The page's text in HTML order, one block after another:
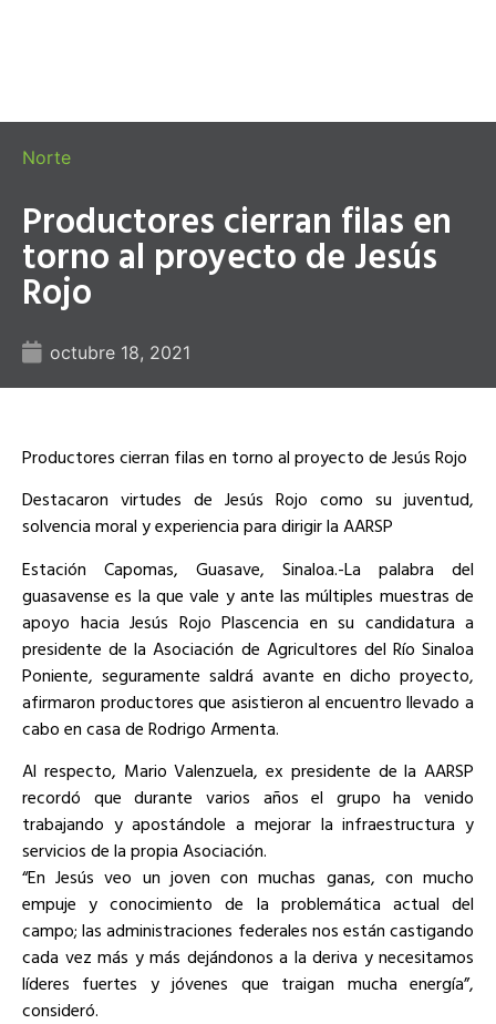
Norte
Productores cierran filas en
torno al proyecto de Jesús
Rojo
octubre 18, 2021
Productores cierran filas en torno al proyecto de Jesús Rojo
Destacaron virtudes de Jesús Rojo como su juventud,
solvencia moral y experiencia para dirigir la AARSP
Estación Capomas, Guasave, Sinaloa.-La palabra del
guasavense es la que vale y ante las múltiples muestras de
apoyo hacia Jesús Rojo Plascencia en su candidatura a
presidente de la Asociación de Agricultores del Río Sinaloa
Poniente, seguramente saldrá avante en dicho proyecto,
afirmaron productores que asistieron al encuentro llevado a
cabo en casa de Rodrigo Armenta.
Al respecto, Mario Valenzuela, ex presidente de la AARSP
recordó que durante varios años el grupo ha venido
trabajando y apostándole a mejorar la infraestructura y
servicios de la propia Asociación.
“En Jesús veo un joven con muchas ganas, con mucho
empuje y conocimiento de la problemática actual del
campo; las administraciones federales nos están castigando
cada vez más y más dejándonos a la deriva y necesitamos
líderes fuertes y jóvenes que traigan mucha energía”,
consideró.